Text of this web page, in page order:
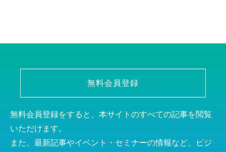
無料会員登録
無料会員登録をすると、本サイトのすべての記事を閲覧
いただけます。
また、最新記事やイベント・セミナーの情報など、ビジ